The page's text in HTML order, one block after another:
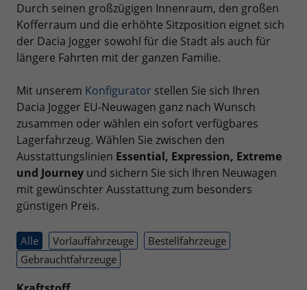
Durch seinen großzügigen Innenraum, den großen
Kofferraum und die erhöhte Sitzposition eignet sich
der Dacia Jogger sowohl für die Stadt als auch für
längere Fahrten mit der ganzen Familie.
Mit unserem Konfigurator stellen Sie sich Ihren
Dacia Jogger EU-Neuwagen ganz nach Wunsch
zusammen oder wählen ein sofort verfügbares
Lagerfahrzeug. Wählen Sie zwischen den
Ausstattungslinien Essential, Expression, Extreme
und Journey und sichern Sie sich Ihren Neuwagen
mit gewünschter Ausstattung zum besonders
günstigen Preis.
Alle Vorlauffahrzeuge
Bestellfahrzeuge
Gebrauchtfahrzeuge